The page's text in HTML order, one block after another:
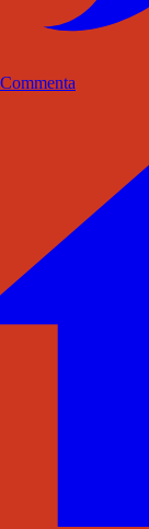
Commenta